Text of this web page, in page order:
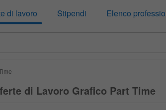
di lavoro Stipendi Elenco
di Lavoro Grafico Part Time